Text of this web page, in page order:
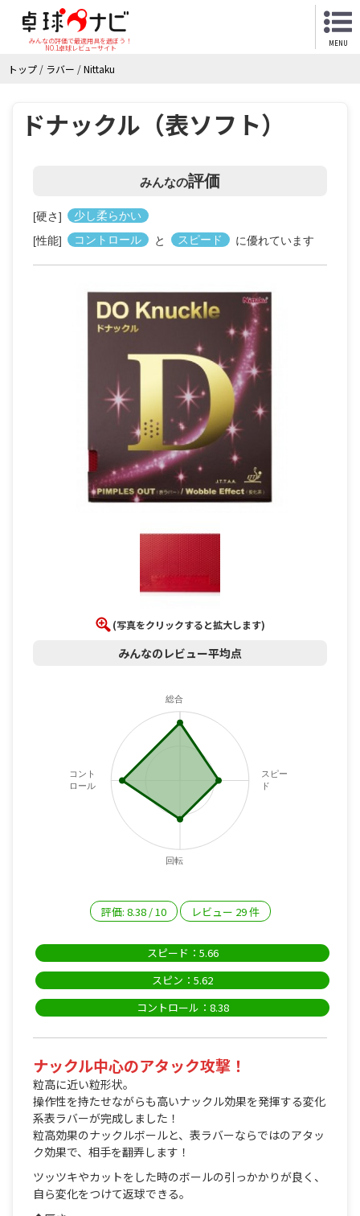
みんなの評価で最適用具を選ぼう！
NO.1卓球レビューサイト
MENU
トップ / ラバー /Nittaku
ドナックル（表ソフト）
みんなの評価
[硬さ]
少し柔らかい
[性能]
コントロール と スピード に優れています
(写真をクリックすると拡大します)
みんなのレビュー平均点
総合
スピー
ド
回転
コント
ロール
評価: 8.38/ 10 レビュー 29件
スピード：5.66
スピン：5.62
コントロール：8.38
ナックル中心のアタック攻撃！
粒高に近い粒形状。
操作性を持たせながらも高いナックル効果を発揮する変化
系表ラバーが完成しました！
粒高効果のナックルボールと、表ラバーならではのアタッ
ク効果で、相手を翻弄します！
ツッツキやカットをした時のボールの引っかかりが良く、
自ら変化をつけて返球できる。